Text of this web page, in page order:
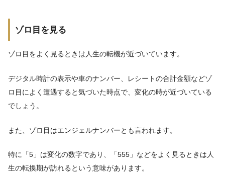
ゾロ目を見る
ゾロ目をよく見るときは人生の転機が近づいています。
デジタル時計の表示や車のナンバー、レシートの合計金額などゾ
ロ目によく遭遇すると気づいた時点で、変化の時が近づいている
でしょう。
また、ゾロ目はエンジェルナンバーとも言われます。
特に「5」は変化の数字であり、「555」などをよく見るときは人
生の転換期が訪れるという意味があります。